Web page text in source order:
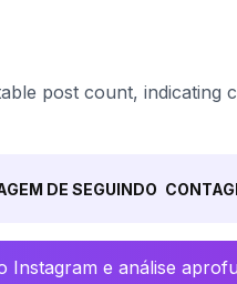
post count, indicating
DE SEGUINDO
Instagram e análise